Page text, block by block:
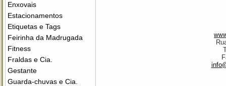
Enxovais
Estacionamentos
Etiquetas e Tags
Feirinha da Madrugada
Fitness
Fraldas e Cia.
Gestante
Guarda-chuvas e Cia.